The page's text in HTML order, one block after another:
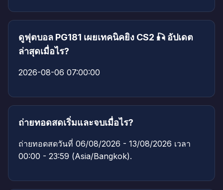
ดูฟุตบอล PG181 เผยเทคนิคยิง CS2 🎣 อัปเดต
ล่าสุดเมื่อไร?
2026-08-06 07:00:00
ถ่ายทอดสดเริ่มและจบเมื่อไร?
ถ่ายทอดสดวันที่ 06/08/2026 - 13/08/2026 เวลา
00:00 - 23:59 (Asia/Bangkok).